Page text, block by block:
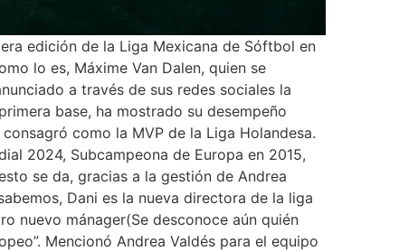
edición de la Liga Mexicana de Sóftbol en
lo es, Máxime Van Dalen, quien se
a través de sus redes sociales la
base, ha mostrado su desempeño
como la MVP de la Liga Holandesa.
2024, Subcampeona de Europa en 2015,
se da, gracias a la gestión de Andrea
Dani es la nueva directora de la liga
nuevo mánager(Se desconoce aún quién
Mencionó Andrea Valdés para el equipo